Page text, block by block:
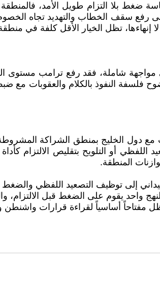
بلا التزام طويل الأمد،
رفع سقف الخطاب والتهديد تجاه
إنهاءها، تظل الخيار الأقل كلفة في
شاملة، فقد رفع ترامب مستوى
فلسفة النفوذ بالكلام والعقوبات
دول الخليج بمنطق الشراكة المشروطة،
أو التلويح بتقليص الالتزام
المنطقة.
إلى توظيف التصعيد اللفظي والضغط
يقوم على الضغط قبل الالتزام،
أساسياً لقراءة قرارات واشنطن